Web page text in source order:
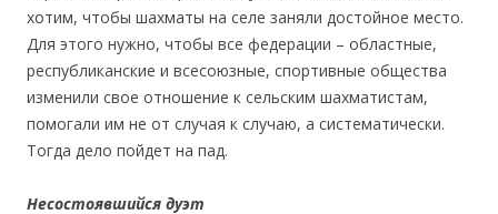
хотим, чтобы шахматы на селе заняли достойное место.
Для этого нужно, чтобы все федерации – областные,
республиканские и всесоюзные, спортивные общества
изменили свое отношение к сельским шахматистам,
помогали им не от случая к случаю, а систематически.
Тогда дело пойдет на пад.
Несостоявшийся дуэт